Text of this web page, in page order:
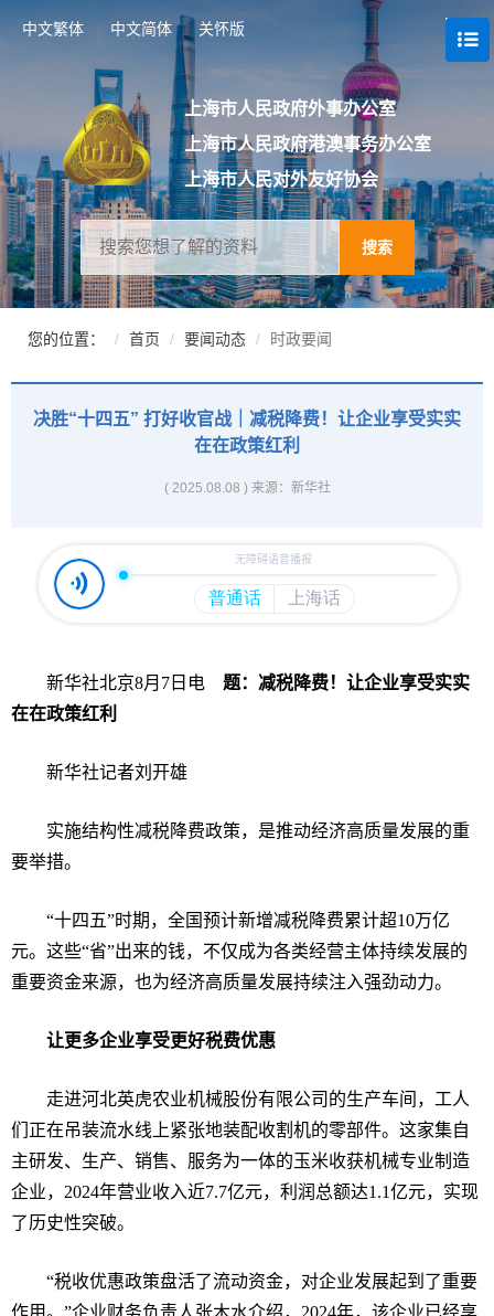
航
区
跳
转
到
主
要
内
域
中文繁体 中文简体 关怀版
上海市人民政府外事办公室
上海市人民政府港澳事务办公室
上海市人民对外友好协会
搜索
您的位置： 首页 要闻动态 时政要闻
决胜“十四五” 打好收官战｜减税降费！让企业享受实实
在在政策红利
( 2025.08.08 ) 来源：新华社
新华社北京8月 7 日电
题：减税降费！让企业享受实实
在在政策红利
新华社记者刘开雄
实施结构性减税降费政策，是推动经济高质量发展的重
要举措。
“十四五”时期，全国预计新增减税降费累计超10万亿
元。这些“省”出来的钱，不仅成为各类经营主体持续发展的
重要资金来源，也为经济高质量发展持续注入强劲动力。
让更多企业享受更好税费优惠
走进河北英虎农业机械股份有限公司的生产车间，工人
们正在吊装流水线上紧张地装配收割机的零部件。这家集自
主研发、生产、销售、服务为一体的玉米收获机械专业制造
企业， 2024年营业收入近7.7亿元，利润总额达1.1亿元，实现
了历史性突破。
“税收优惠政策盘活了流动资金，对企业发展起到了重要
作用。 ”企业财务负责人张木水介绍， 2024年，该企业已经享